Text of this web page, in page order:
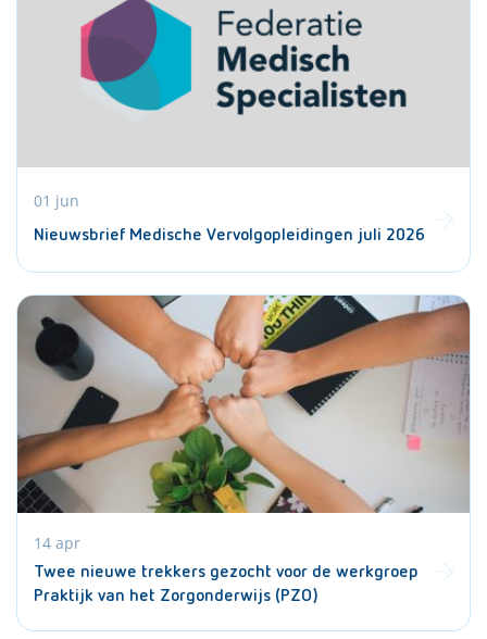
01 jun
Nieuwsbrief Medische Vervolgopleidingen juli 2026
14 apr
Twee nieuwe trekkers gezocht voor de werkgroep
Praktijk van het Zorgonderwijs (PZO)